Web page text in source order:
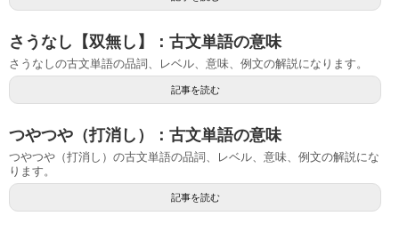
さうなし【双無し】：古文単語の意味
さうなしの古文単語の品詞、レベル、意味、例文の解説になります。
記事を読む
つやつや（打消し）：古文単語の意味
つやつや（打消し）の古文単語の品詞、レベル、意味、例文の解説にな
ります。
記事を読む